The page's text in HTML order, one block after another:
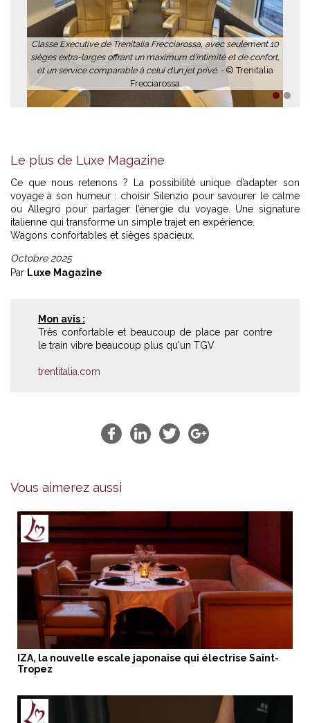
Classe Executive de Trenitalia Frecciarossa, avec seulement 10
sièges extra-larges offrant un maximum d’intimité et de confort,
et un service comparable à celui d’un jet privé. - © Trenitalia
Frecciarossa
1 2
Le plus de Luxe Magazine
Ce que nous retenons ? La possibilité unique d’adapter son
voyage à son humeur : choisir Silenzio pour savourer le calme
ou Allegro pour partager l’énergie du voyage. Une signature
italienne qui transforme un simple trajet en expérience.
Wagons confortables et sièges spacieux.
Octobre 2025
Par Luxe Magazine
Mon avis :
Très confortable et beaucoup de place par contre
le train vibre beaucoup plus qu'un TGV
trentitalia.com
Vous aimerez aussi
IZA, la nouvelle escale japonaise qui électrise Saint-
Tropez